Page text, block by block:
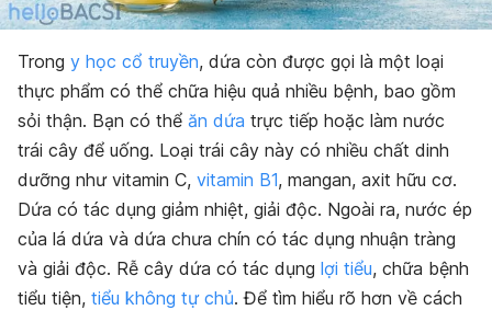
Trong y học cổ truyền, dứa còn được gọi là một loại
thực phẩm có thể chữa hiệu quả nhiều bệnh, bao gồm
sỏi thận. Bạn có thể ăn dứa trực tiếp hoặc làm nước
trái cây để uống. Loại trái cây này có nhiều chất dinh
dưỡng như vitamin C, vitamin B1, mangan, axit hữu cơ.
Dứa có tác dụng giảm nhiệt, giải độc. Ngoài ra, nước ép
của lá dứa và dứa chưa chín có tác dụng nhuận tràng
và giải độc. Rễ cây dứa có tác dụng lợi tiểu, chữa bệnh
tiểu tiện, tiểu không tự chủ. Để tìm hiểu rõ hơn về cách